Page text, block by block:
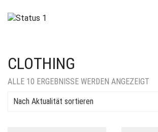
CLOTHING
ALLE 10 ERGEBNISSE WERDEN ANGEZEIGT
Nach Aktualität sortieren